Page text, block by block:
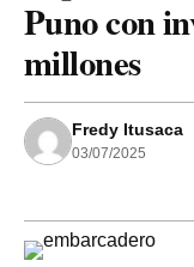
Puno con
millones
Fredy Itusaca
03/07/2025